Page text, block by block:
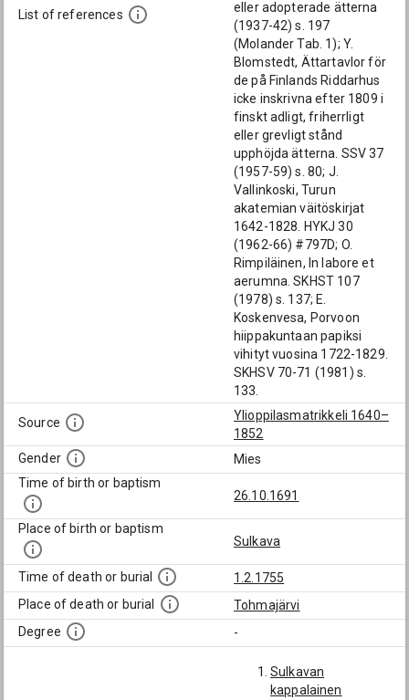
List of references
eller adopterade ätterna
(1937-42) s. 197
(Molander Tab. 1); Y.
Blomstedt, Ättartavlor för
de på Finlands Riddarhus
icke inskrivna efter 1809 i
finskt adligt, friherrligt
eller grevligt stånd
upphöjda ätterna. SSV 37
(1957-59) s. 80; J.
Vallinkoski, Turun
akatemian väitöskirjat
1642-1828. HYKJ 30
(1962-66) #797D; O.
Rimpiläinen, In labore et
aerumna. SKHST 107
(1978) s. 137; E.
Koskenvesa, Porvoon
hiippakuntaan papiksi
vihityt vuosina 1722-1829.
SKHSV 70-71 (1981) s.
133.
Source
Ylioppilasmatrikkeli 1640–
1852
Gender
Mies
Time of birth or baptism
26.10.1691
Place of birth or baptism
Sulkava
Time of death or burial
1.2.1755
Place of death or burial
Tohmajärvi
Degree
-
Sulkavan
kappalainen